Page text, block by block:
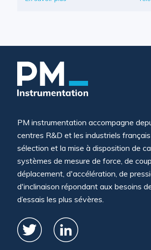
PM instrumentation accompagne
centres R&D et les industriels
sélection et la mise à disposition de
systèmes de mesure de force, de
déplacement, d'accélération, de
d'inclinaison répondant aux besoins
d’essais les plus sévères.